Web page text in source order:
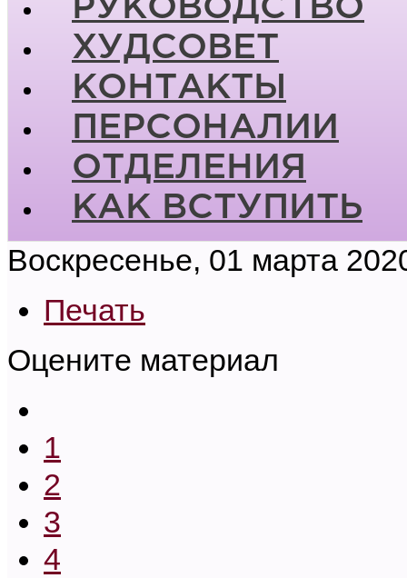
РУКОВОДСТВО
ХУДСОВЕТ
КОНТАКТЫ
ПЕРСОНАЛИИ
ОТДЕЛЕНИЯ
КАК ВСТУПИТЬ
Воскресенье, 01 марта
Печать
Оцените материал
1
2
3
4